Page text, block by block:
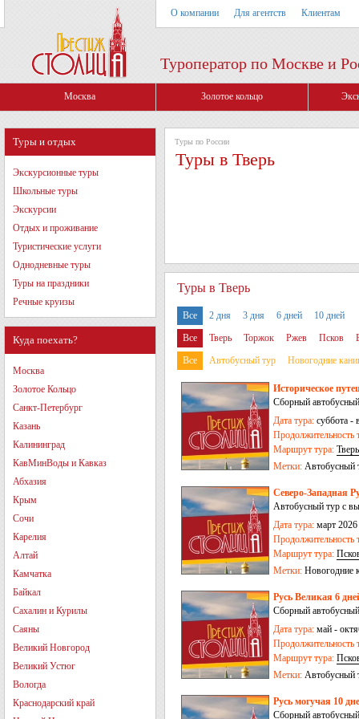
О компании Для агентств Клиентам
Туроператор по Москве и
Москва Золотое кольцо
Туры и отдых
Экскурсионные туры
Школьные туры
Экскурсии
Отдых и проживание
Туристические услуги
Однодневные туры
Туры на праздники
Речные круизы
Куда поехать?
Москва
Золотое Кольцо
Санкт-Петербург
Казань
Калининград
КавМинВоды и Кавказ
Абхазия
Крым
Сочи
Карелия
Алтай
Камчатка
Байкал
Сахалин и Курилы
Саяны
Великий Новгород
Великий Устюг
Вологда
Краснодарский край
Туры по России
Туры в Тверь
Туры в Тверь
Все 2 дня 3 дня 6 дней
10 дней
Все
Тверь Торжок Ржев Псков
Ростов Великий
Ярославль Кострома
Все Автобусный тур Новогодние
Историческое
Сборный
Дата тура: суббота -
Продолжительность
Маршрут тура: Тверь
Метки: Автобусный
Северо-Западная
Автобусный тур с
Дата тура: март
Продолжительность
Маршрут тура:
Метки: Новогодние
Русь Великая 6
Сборный
Дата тура: май -
Продолжительность
Маршрут тура:
Метки: Автобусный
Русь могучая 10
Сборный